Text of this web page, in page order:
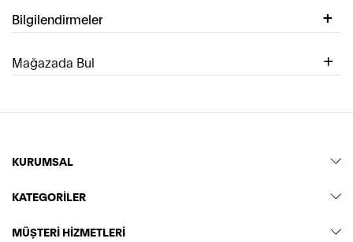
Bilgilendirmeler
Mağazada Bul
KURUMSAL
KATEGORİLER
MÜŞTERİ HİZMETLERİ